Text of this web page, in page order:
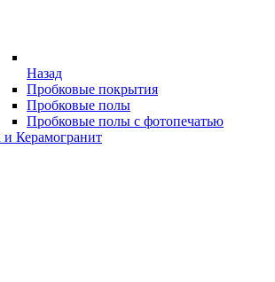
Назад
Пробковые покрытия
Пробковые полы
Пробковые полы с фотопечатью
Керамогранит